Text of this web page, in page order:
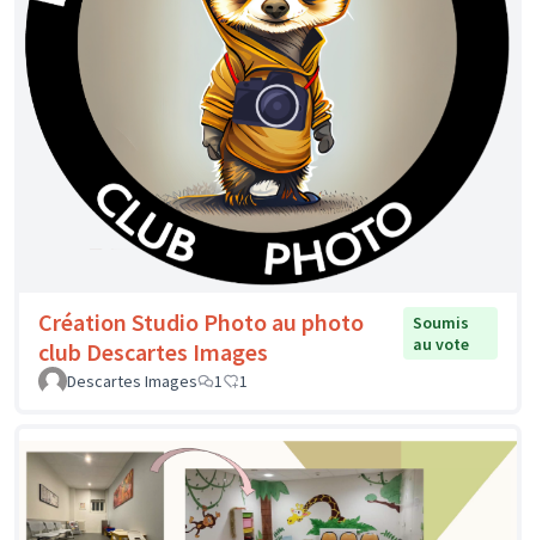
Création Studio Photo au photo
club Descartes Images
Soumis
au vote
Descartes Images
1 1